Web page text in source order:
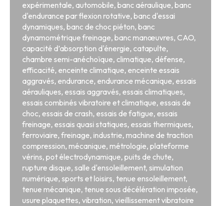
expérimentale, automobile, banc aéraulique, banc
d'endurance par flexion rotative, banc d'essai
dynamiques, banc de choc piéton, banc
dynamométrique freinage, banc manœuvres, CAO,
capacité d’absorption d'énergie, catapulte,
chambre semi-anéchoïque, climatique, défense,
efficacité, enceinte climatique, enceinte essais
aggravés, endurance, endurance mécanique, essais
aérauliques, essais aggravés, essais climatiques,
essais combinés vibratoire et climatique, essais de
choc, essais de crash, essais de fatigue, essais
freinage, essais quasi statiques, essais thermiques,
ferroviaire, freinage, industrie, machine de traction
compression, mécanique, métrologie, plateforme
vérins, pot électrodynamique, puits de chute,
rupture disque, salle d'ensoleillement, simulation
numérique, sports et loisirs, tenue ensoleillement,
tenue mécanique, tenue sous décélération imposée,
usure plaquettes, vibration, vieillissement vibratoire